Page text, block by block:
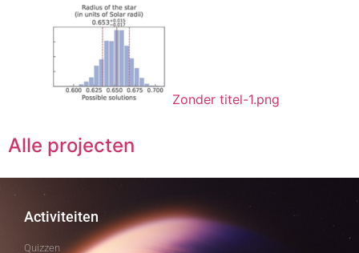
Zonder titel-1.png
Alle projecten
Activiteiten
Quizzen